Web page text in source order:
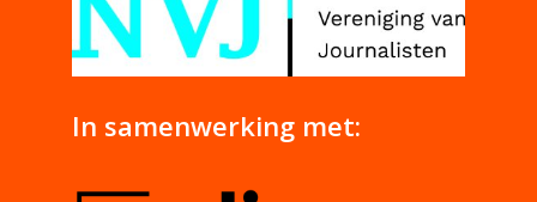
In samenwerking met: